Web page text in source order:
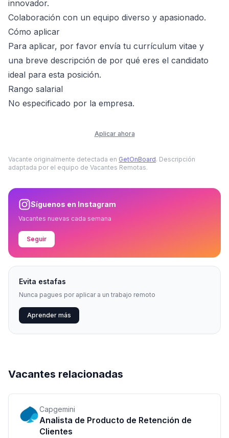
innovador.
Colaboración con un equipo diverso y apasionado.
Cómo aplicar
Para aplicar, por favor envía tu currículum vitae y
una breve descripción de por qué eres el candidato
ideal para esta posición.
Rango salarial
No especificado por la empresa.
Aplicar ahora
Vacante originalmente detectada en GetOnBoard. Descripción
adaptada por el equipo de Vacantes Remotas.
Síguenos en Instagram
Vacantes nuevas cada semana
Seguir
Evita estafas
Nunca pagues por aplicar a un trabajo remoto
Aprender más
Vacantes relacionadas
Capgemini
Analista de Producto de Retención de
Clientes